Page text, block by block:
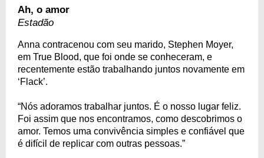
Ah, o amor
Estadão
Anna contracenou com seu marido, Stephen Moyer,
em True Blood, que foi onde se conheceram, e
recentemente estão trabalhando juntos novamente em
‘Flack’.
“Nós adoramos trabalhar juntos. É o nosso lugar feliz.
Foi assim que nos encontramos, como descobrimos o
amor. Temos uma convivência simples e confiável que
é difícil de replicar com outras pessoas.”